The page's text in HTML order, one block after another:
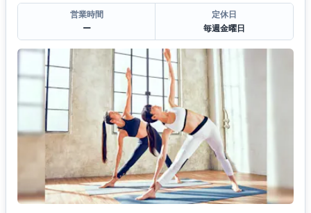
営業時間
ー
定休日
毎週金曜日